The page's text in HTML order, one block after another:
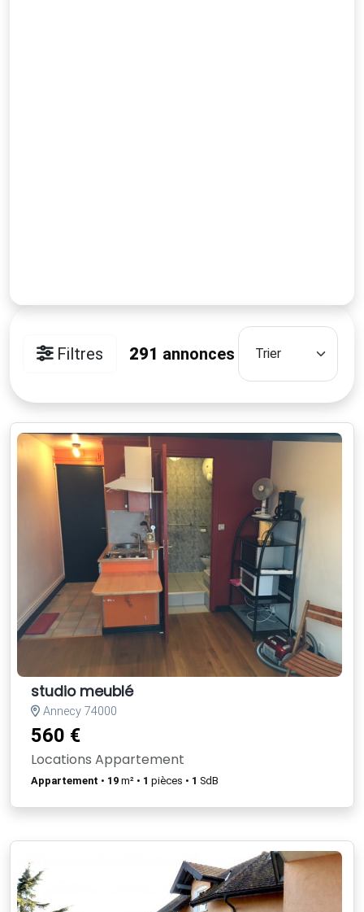
Filtres 291 annonces
studio meublé
Annecy 74000
560 €
Locations Appartement
Appartement • 19 m² • 1 pièces • 1 SdB